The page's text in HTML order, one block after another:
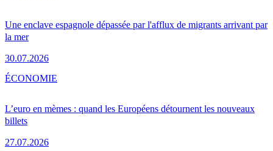
Une enclave espagnole dépassée par l'afflux de migrants arrivant par
la mer
30.07.2026
L’euro en mèmes : quand les Européens détournent les nouveaux
billets
27.07.2026
ÉCONOMIE